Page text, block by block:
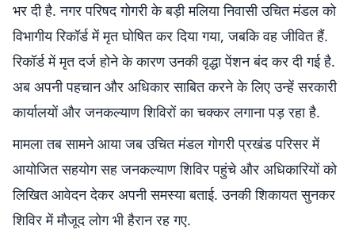
भर दी है. नगर परिषद गोगरी के बड़ी मलिया निवासी उचित मंडल को
विभागीय रिकॉर्ड में मृत घोषित कर दिया गया, जबकि वह जीवित हैं.
रिकॉर्ड में मृत दर्ज होने के कारण उनकी वृद्धा पेंशन बंद कर दी गई है.
अब अपनी पहचान और अधिकार साबित करने के लिए उन्हें सरकारी
कार्यालयों और जनकल्याण शिविरों का चक्कर लगाना पड़ रहा है.
मामला तब सामने आया जब उचित मंडल गोगरी प्रखंड परिसर में
आयोजित सहयोग सह जनकल्याण शिविर पहुंचे और अधिकारियों को
लिखित आवेदन देकर अपनी समस्या बताई. उनकी शिकायत सुनकर
शिविर में मौजूद लोग भी हैरान रह गए.